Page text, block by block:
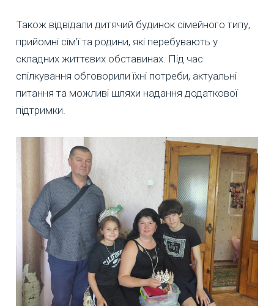
Також відвідали дитячий будинок сімейного типу,
прийомні сім’ї та родини, які перебувають у
складних життєвих обставинах. Під час
спілкування обговорили їхні потреби, актуальні
питання та можливі шляхи надання додаткової
підтримки.